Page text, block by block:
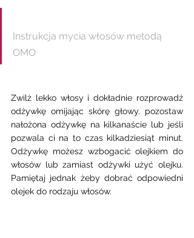
Instrukcja mycia włosów metodą
OMO
Zwilż lekko włosy i dokładnie rozprowadź
odżywkę omijając skórę głowy. pozostaw
nałożona odżywkę na kilkanaście lub jeśli
pozwala ci na to czas kilkadziesiąt minut.
Odżywkę możesz wzbogacić olejkiem do
włosów lub zamiast odżywki użyć olejku.
Pamiętaj jednak żeby dobrać odpowiedni
olejek do rodzaju włosów.